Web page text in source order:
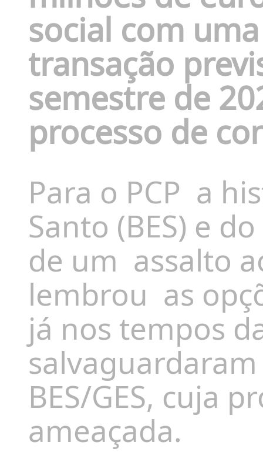
social com
transação
semestre de
processo de
Para o PCP a
Santo (BES) e
de um assalto
lembrou as
já nos tempos
BES/GES, cuja
ameaçada.